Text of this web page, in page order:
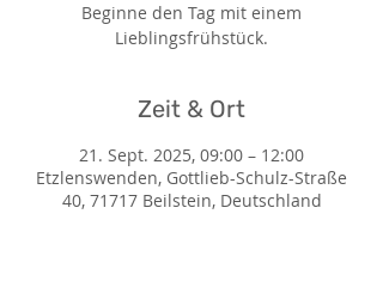
Beginne den Tag mit einem
Lieblingsfrühstück.
Zeit & Ort
21. Sept. 2025, 09:00 – 12:00
Etzlenswenden, Gottlieb-Schulz-Straße
40, 71717 Beilstein, Deutschland